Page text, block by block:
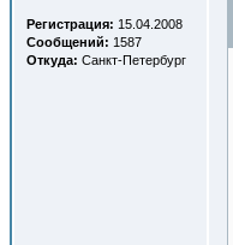
Регистрация: 15.04.2008
Сообщений: 1587
Откуда: Санкт-Петербург